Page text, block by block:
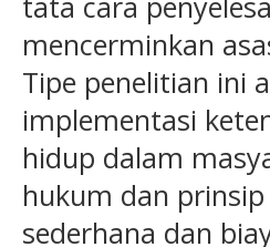
mencerminkan
Tipe penelitian ini
implementasi
hidup dalam
hukum dan
sederhana dan